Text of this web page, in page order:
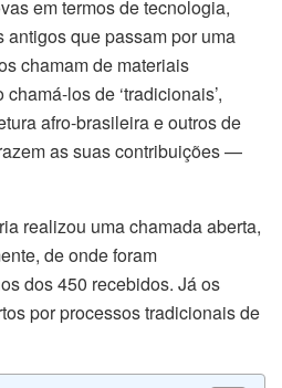
em termos de tecnologia,
antigos que passam por uma
chamam de materiais
los de ‘tradicionais’,
afro-brasileira e outros de
as suas contribuições —
realizou uma chamada aberta,
de onde foram
dos 450 recebidos. Já os
por processos tradicionais de